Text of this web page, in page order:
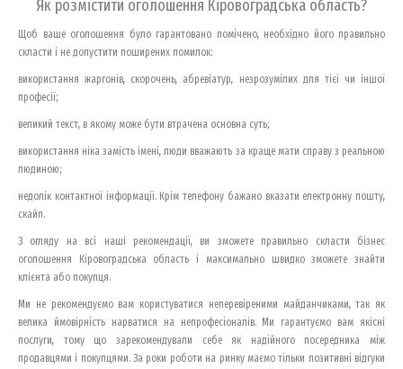
Як розмістити оголошення Кіровоградська область?
Щоб ваше оголошення було гарантовано помічено, необхідно його правильно
скласти і не допустити поширених помилок:
використання жаргонів, скорочень, абревіатур, незрозумілих для тієї чи іншої
професії;
великий текст, в якому може бути втрачена основна суть;
використання ніка замість імені, люди вважають за краще мати справу з реальною
людиною;
недолік контактної інформації. Крім телефону бажано вказати електронну пошту,
скайп.
З огляду на всі наші рекомендації, ви зможете правильно скласти бізнес
оголошення Кіровоградська область і максимально швидко зможете знайти
клієнта або покупця.
Ми не рекомендуємо вам користуватися неперевіреними майданчиками, так як
велика ймовірність нарватися на непрофесіоналів. Ми гарантуємо вам якісні
послуги, тому що зарекомендували себе як надійного посередника між
продавцями і покупцями. За роки роботи на ринку маємо тільки позитивні відгуки